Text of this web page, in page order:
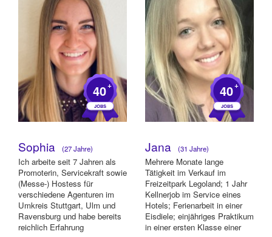
40+
Sophia (27 Jahre)
Ich arbeite seit 7 Jahren als
Promoterin, Servicekraft sowie
(Messe-) Hostess für
verschiedene Agenturen im
Umkreis Stuttgart, Ulm und
Ravensburg und habe bereits
reichlich Erfahrung
40+
Jana (31 Jahre)
Mehrere Monate lange
Tätigkeit im Verkauf im
Freizeitpark Legoland; 1 Jahr
Kellnerjob im Service eines
Hotels; Ferienarbeit in einer
Eisdiele; einjähriges Praktikum
in einer ersten Klasse einer